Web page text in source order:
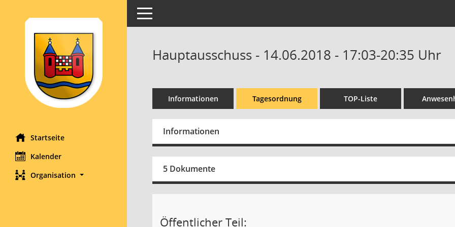
Startseite
Kalender
Organisation
Toggle navigation
Hauptausschuss - 14.06.2018 - 17:03-20:35 Uhr
Informationen Tagesordnung TOP-Liste
Informationen
5 Dokumente
Öffentlicher Teil: